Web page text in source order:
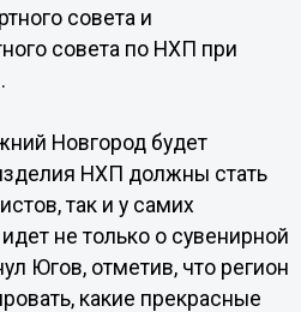
совета и
совета по НХП при
Новгород будет
НХП должны стать
так и у самих
не только о сувенирной
Югов, отметив, что регион
какие прекрасные